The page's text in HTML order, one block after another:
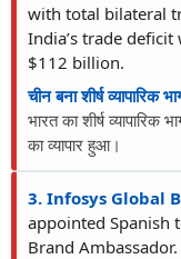
with total bilateral
India’s trade
$112 billion.
चीन बना शीर्ष व्यापारिक
भारत का शीर्ष
का व्यापार हुआ।
3. Infosys Global
appointed Spanish
Brand